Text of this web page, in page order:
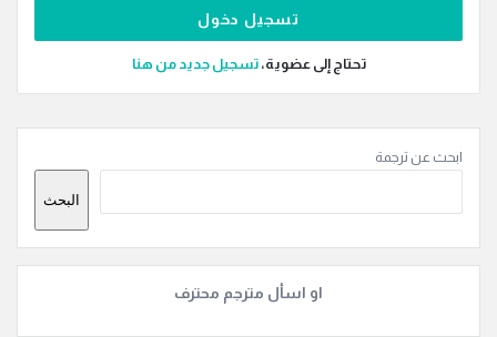
تحتاج إلى عضوية،‫تسجيل جديد من هنا
الجانبية
ابحث عن ترجمة
البحث
او اسأل مترجم محترف